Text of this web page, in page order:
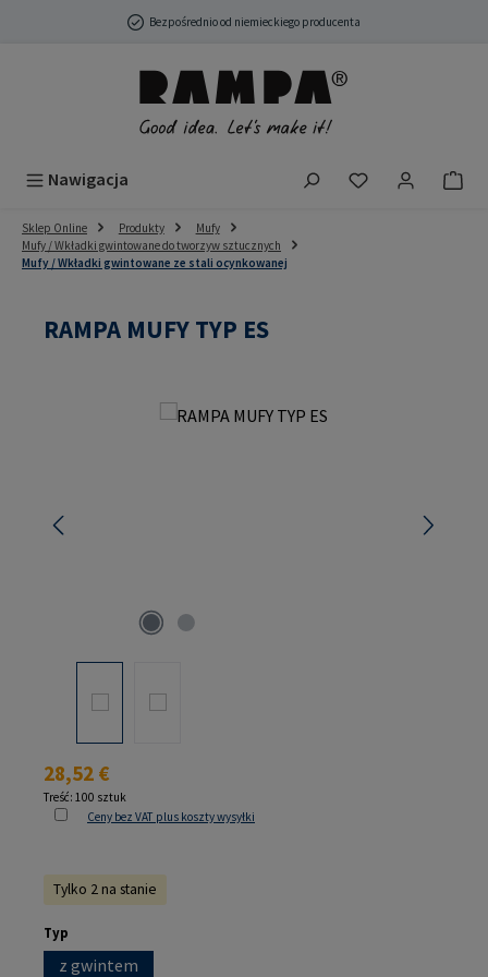
Przejdź do głównej zawartościBezpośrednio od niemieckiego producenta
Nawigacja Masz 0
Sklep Online Produkty
Mufy
Mufy / Wkładki gwintowane do tworzyw sztucznych
Mufy / Wkładki gwintowane ze stali ocynkowanej
RAMPA MUFY TYP ES
Pomiń galerię zdjęć
Cena regularna:
28,52 €
Treść: 100 sztuk
Ceny bez VAT plus koszty wysyłki
Tylko 2 na stanie
Wybierz
Typ
z gwintem